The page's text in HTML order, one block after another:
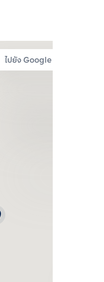
ไปยัง Google Map